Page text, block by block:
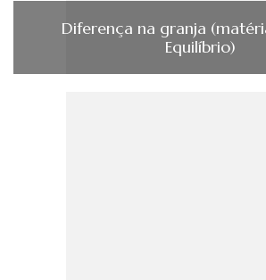
Diferença na granja
Equilíbrio)